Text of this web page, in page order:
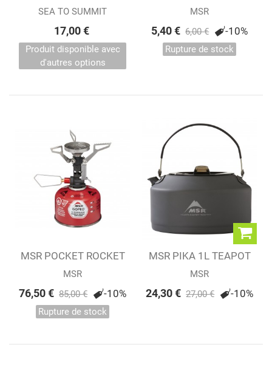
BOWL
SEA TO SUMMIT
17,00 €
Produit disponible avec
d'autres options
GAZ ISOPRO 110 G
MSR
5,40 € 6,00 € -10%
Rupture de stock
MSR POCKET ROCKET
DELUXE
MSR
76,50 € 85,00 € -10%
Rupture de stock
MSR PIKA 1L TEAPOT
MSR
24,30 € 27,00 € -10%